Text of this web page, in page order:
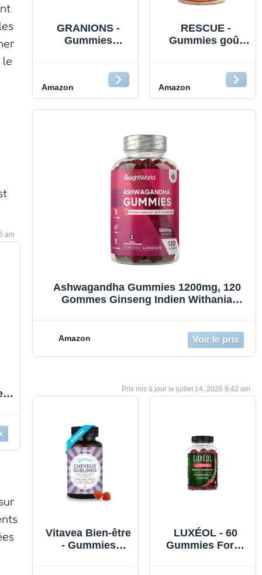
le
am
GRANIONS -
Gummies
MELATONINE
GUMMIES
FORMAT 2 MOIS
Sommeil Adulte -
Melatonine 1,9
mg - Vegan -
Sans Sucres - 60
Gummies
Amazon
RESCUE -
Gummies goût
naturel - Mélange
de 5 Fleurs de
Bach Original
pour des
quotidien - Vegan
- Boîte de 60
Amazon
Ashwagandha Gummies 1200mg, 120
Gommes Ginseng Indien Withania
Amazon
juillet 14, 2026 9:42 am
Vitavea Bien-être
- Gummies
LUXÉOL - 60
Gummies Force